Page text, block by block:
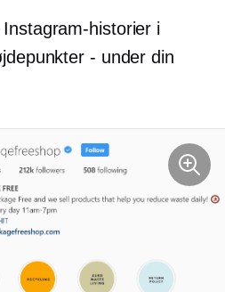
historier i
- under din